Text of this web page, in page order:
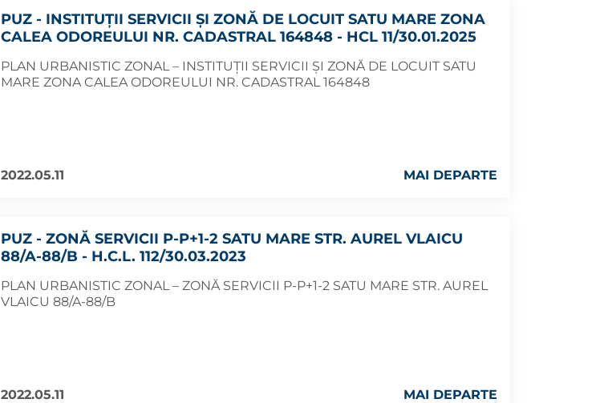
PUZ - INSTITUȚII SERVICII ȘI ZONĂ DE LOCUIT SATU MARE ZONA
CALEA ODOREULUI NR. CADASTRAL 164848 - HCL 11/30.01.2025
PLAN URBANISTIC ZONAL – INSTITUȚII SERVICII ȘI ZONĂ DE LOCUIT SATU
MARE ZONA CALEA ODOREULUI NR. CADASTRAL 164848
2022.05.11 MAI DEPARTE
PUZ - ZONĂ SERVICII P-P+1-2 SATU MARE STR. AUREL VLAICU
88/A-88/B - H.C.L. 112/30.03.2023
PLAN URBANISTIC ZONAL – ZONĂ SERVICII P-P+1-2 SATU MARE STR. AUREL
VLAICU 88/A-88/B
2022.05.11 MAI DEPARTE